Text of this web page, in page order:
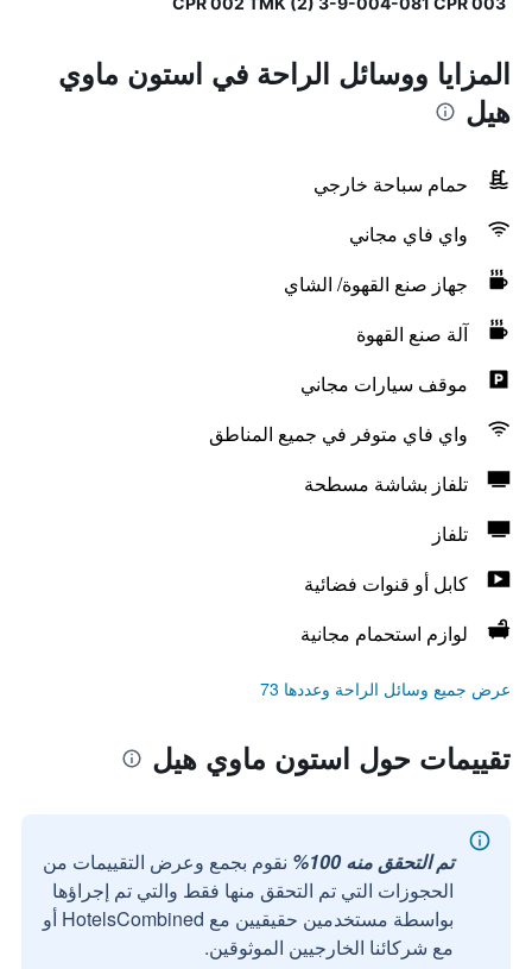
المزايا ووسائل الراحة في استون ماوي
هيل
حمام سباحة خارجي
واي فاي مجاني
جهاز صنع القهوة/ الشاي
آلة صنع القهوة
موقف سيارات مجاني
واي فاي متوفر في جميع المناطق
تلفاز بشاشة مسطحة
تلفاز
كابل أو قنوات فضائية
لوازم استحمام مجانية
عرض جميع وسائل الراحة وعددها 73
تقييمات حول استون ماوي هيل
تم التحقق منه 100%
نقوم بجمع وعرض التقييمات من
الحجوزات التي تم التحقق منها فقط والتي تم إجراؤها
بواسطة مستخدمين حقيقيين مع HotelsCombined أو
مع شركائنا الخارجيين الموثوقين.